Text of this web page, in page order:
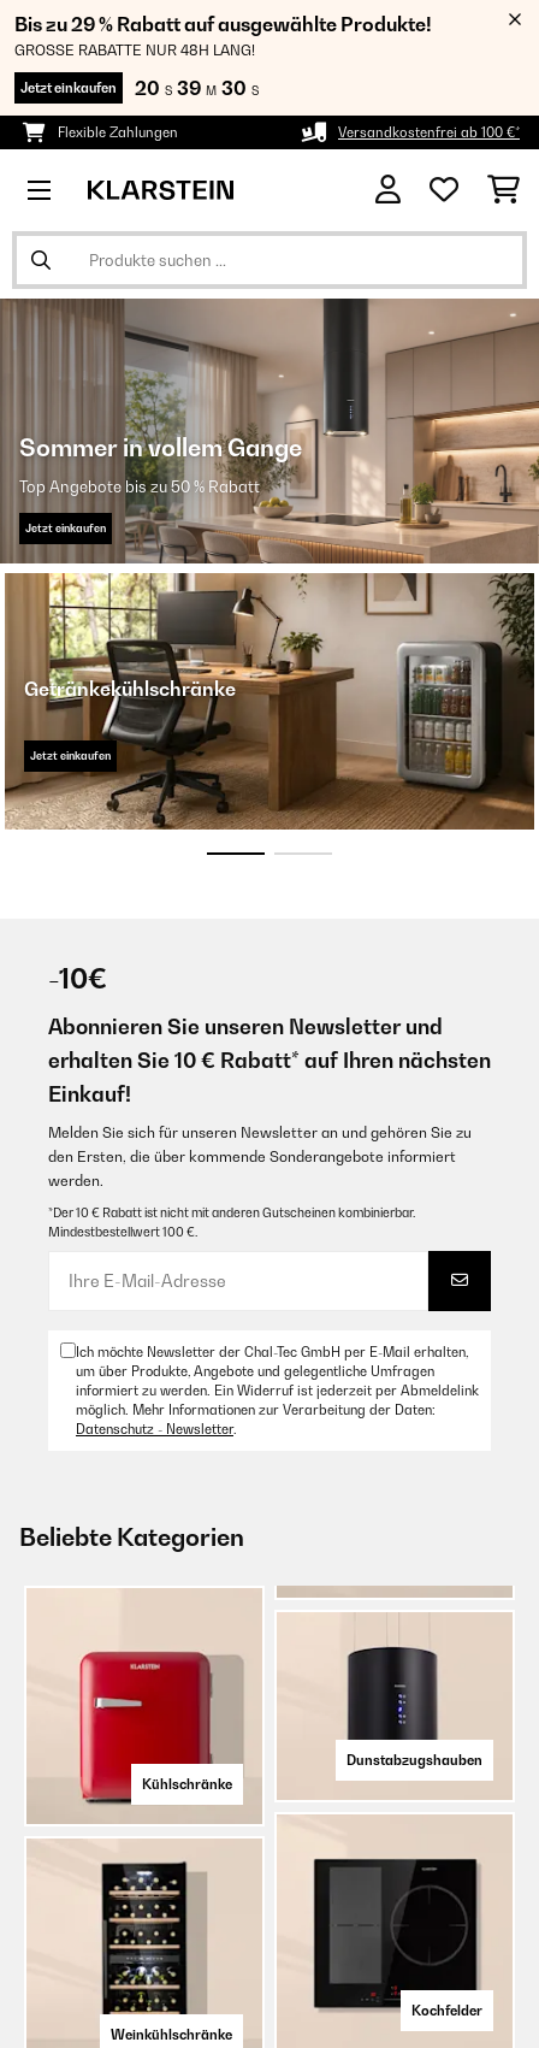
Bis zu 29 % Rabatt auf ausgewählte Produkte!
GROSSE RABATTE NUR 48H LANG!
Jetzt einkaufen 20 S 39 M 29 S
Flexible Zahlungen Versandkostenfrei ab 100 €*
Sommer in vollem Gange
Top Angebote bis zu 50 % Rabatt
Jetzt einkaufen
Getränkekühlschränke
Jetzt einkaufen
-10€
Abonnieren Sie unseren Newsletter und
erhalten Sie 10 € Rabatt* auf Ihren nächsten
Einkauf!
Melden Sie sich für unseren Newsletter an und gehören Sie zu
den Ersten, die über kommende Sonderangebote informiert
werden.
*Der 10 € Rabatt ist nicht mit anderen Gutscheinen kombinierbar.
Mindestbestellwert 100 €.
Ich möchte Newsletter der Chal-Tec GmbH per E-Mail erhalten,
um über Produkte, Angebote und gelegentliche Umfragen
informiert zu werden. Ein Widerruf ist jederzeit per Abmeldelink
möglich. Mehr Informationen zur Verarbeitung der Daten:
Datenschutz - Newsletter.
Beliebte Kategorien
Kühlschränke
Weinkühlschränke
Dunstabzugshauben
Kochfelder